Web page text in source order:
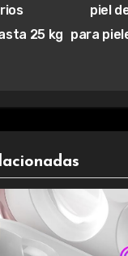
25 kg
piel
para